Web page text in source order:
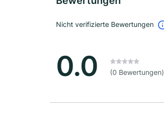
Nicht verifizierte Bewertungen
0.0 (0 Bewertungen)